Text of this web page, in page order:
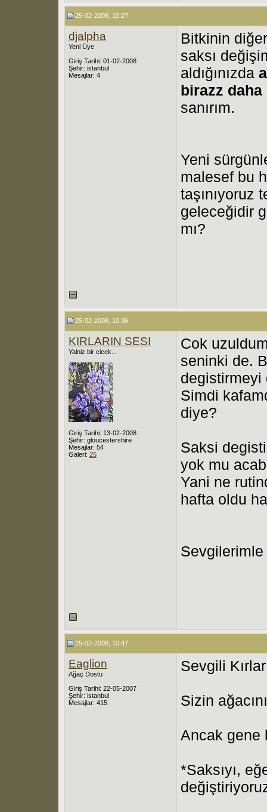
25-02-2008, 10:27
djalpha
Yeni Üye
Giriş Tarihi: 01-02-2008
Şehir: istanbul
Mesajlar: 4
Bitkinin
saksı
aldığınızda
birazz daha
sanırım.
Yeni
malesef bu
taşınıyoruz
geleceğidir
mı?
25-02-2008, 10:36
KIRLARIN SESI
Yalniz bir cicek...
Giriş Tarihi: 13-02-2008
Şehir: gloucestershire
Mesajlar: 54
Galeri: 25
Cok
seninki de.
degistirmeyi
Simdi
diye?
Saksi
yok mu
Yani ne
hafta oldu
Sevgilerimle
25-02-2008, 10:47
Eaglion
Ağaç Dostu
Giriş Tarihi: 22-05-2007
Şehir: istanbul
Mesajlar: 415
Sevgili
Sizin
Ancak gene
*Saksıyı,